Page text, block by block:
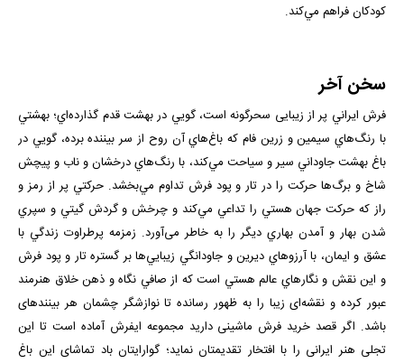
كودكان فراهم مي‌كند.
سخن آخر
فرش ايراني پر از زيبایی سحرگونه است، گويي در بهشت قدم گذارده‌اي؛ بهشتي
با رنگ‌هاي سيمين و زرين فام كه باغ‌هاي آن روح از سر بيننده برده، ‌گويي در
باغ بهشت جاوداني سير و سياحت مي‌كند، با رنگ‌هاي درخشان و ناب و پیچش
شاخ و برگ‌ها حركت را در تار و پود فرش تداوم مي‌بخشد. حركتي پر از رمز و
راز كه حركت جهان هستي را تداعي مي‌كند و چرخش و گردش گيتي و سپري
شدن بهار و آمدن بهاري ديگر را به خاطر می‌آورد. زمزمه پرطراوت زندگي با
عشق و ايمان، با آرزوهاي ديرين و جاودانگي زيبايي‌ها بر گستره تار و پود فرش
و اين نقش و نگارهاي عالم هستي است كه از صافي نگاه و ذهن خلاق هنرمند
عبور كرده و نقشه‌ای زیبا را به ظهور رسانده تا نوازشگر چشمان هر بیننده­ای
باشد. اگر قصد خرید فرش ماشینی دارید مجموعه ایفرش آماده است تا این
تجلی هنر ایرانی را با افتخار تقدیمتان نماید؛ گوارایتان باد تماشای این باغ